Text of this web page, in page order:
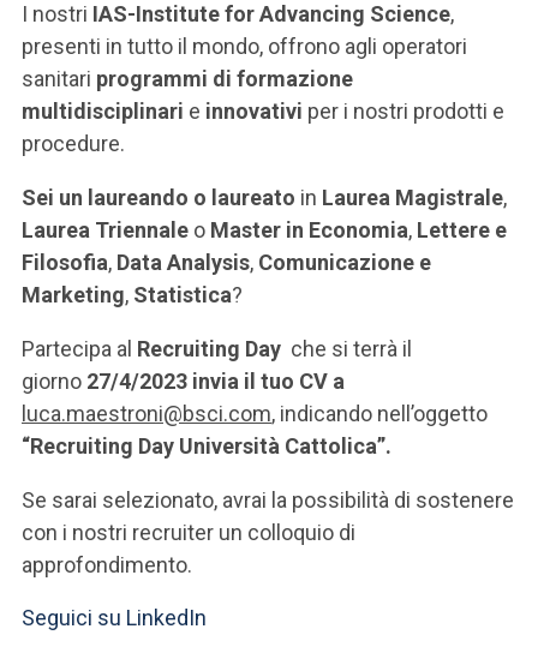
I nostri IAS-Institute for Advancing Science,
presenti in tutto il mondo, offrono agli operatori
sanitari programmi di formazione
multidisciplinari e innovativi per i nostri prodotti e
procedure.
Sei un laureando o laureato in Laurea Magistrale,
Laurea Triennale o Master in Economia, Lettere e
Filosofia, Data Analysis, Comunicazione e
Marketing, Statistica?
Partecipa al Recruiting Day che si terrà il
giorno 27/4/2023 invia il tuo CV a
luca.maestroni@bsci.com, indicando nell’oggetto
“Recruiting Day Università Cattolica”.
Se sarai selezionato, avrai la possibilità di sostenere
con i nostri recruiter un colloquio di
approfondimento.
Seguici su LinkedIn